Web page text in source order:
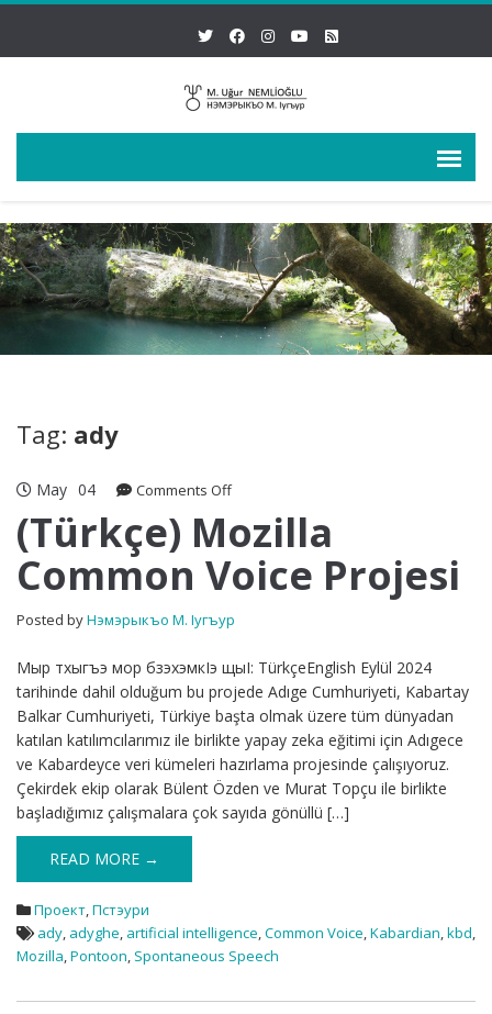
Tag: ady
May 04 Comments Offon
Mozilla
Common
Voice
(Türkçe) Mozilla
Common Voice Projesi
Posted byНэмэрыкъо М. Iугъур
Мыр тхыгъэ мор бзэхэмкIэ щыI: TürkçeEnglish Eylül 2024
tarihinde dahil olduğum bu projede Adıge Cumhuriyeti, Kabartay
Balkar Cumhuriyeti, Türkiye başta olmak üzere tüm dünyadan
katılan katılımcılarımız ile birlikte yapay zeka eğitimi için Adıgece
ve Kabardeyce veri kümeleri hazırlama projesinde çalışıyoruz.
Çekirdek ekip olarak Bülent Özden ve Murat Topçu ile birlikte
başladığımız çalışmalara çok sayıda gönüllü […]
READ MORE →
Проект,Пстэури
ady, adyghe, artificial intelligence,Common Voice,Kabardian,kbd,
Mozilla,Pontoon, Spontaneous Speech